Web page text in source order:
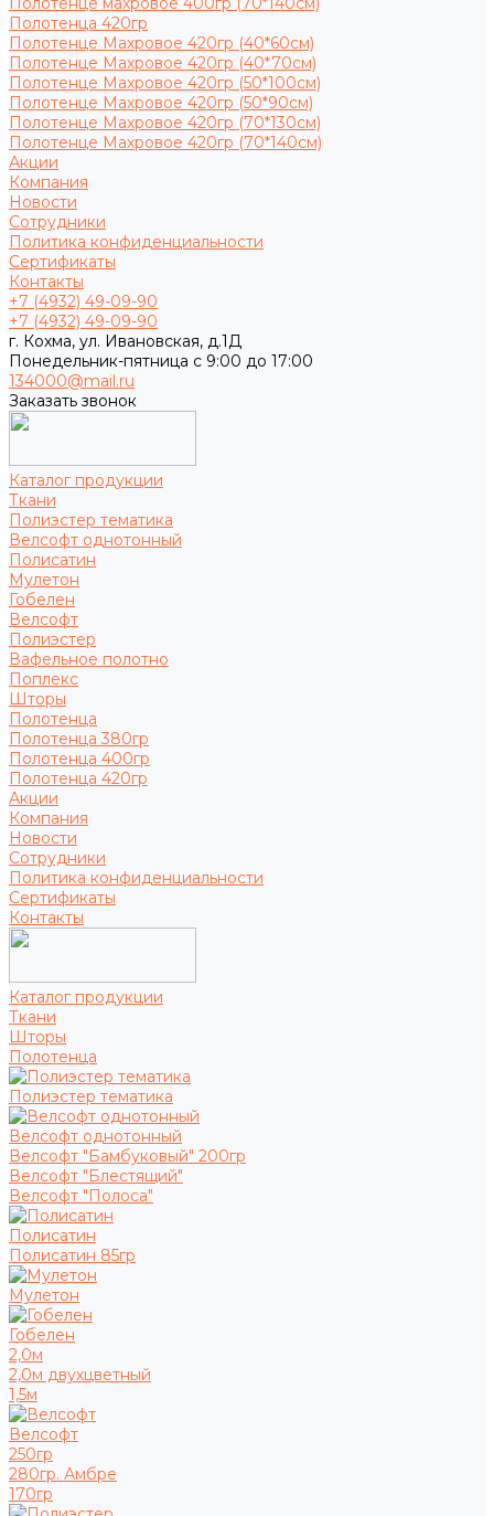
Полотенца 420гр
Полотенце Махровое 420гр (40*60см)
Полотенце Махровое 420гр (40*70см)
Полотенце Махровое 420гр (50*100см)
Полотенце Махровое 420гр (50*90см)
Полотенце Махровое 420гр (70*130см)
Полотенце Махровое 420гр (70*140см)
Акции
Компания
Новости
Сотрудники
Политика конфиденциальности
Сертификаты
Контакты
+7 (4932) 49-09-90
+7 (4932) 49-09-90
г. Кохма, ул. Ивановская, д.1Д
Понедельник-пятница с 9:00 до 17:00
134000@mail.ru
Заказать звонок
Каталог продукции
Ткани
Полиэстер тематика
Велсофт однотонный
Полисатин
Мулетон
Гобелен
Велсофт
Полиэстер
Вафельное полотно
Поплекс
Шторы
Полотенца
Полотенца 380гр
Полотенца 400гр
Полотенца 420гр
Акции
Компания
Новости
Сотрудники
Политика конфиденциальности
Сертификаты
Контакты
Каталог продукции
Ткани
Шторы
Полотенца
Полиэстер тематика
Велсофт однотонный
Велсофт "Бамбуковый" 200гр
Велсофт "Блестящий"
Велсофт "Полоса"
Полисатин
Полисатин 85гр
Мулетон
Гобелен
2,0м
2,0м двухцветный
1,5м
Велсофт
250гр
280гр. Амбре
170гр